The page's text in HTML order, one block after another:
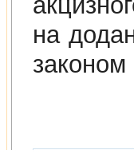
на
законом